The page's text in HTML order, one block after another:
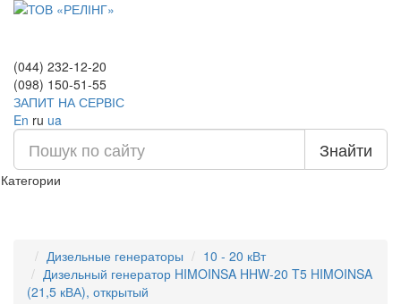
(044) 232-12-20
(098) 150-51-55
ЗАПИТ НА СЕРВІС
En ru ua
Знайти
Категории
Дизельные генераторы
10 - 20 кВт
Дизельный генератор HIMOINSA HHW-20 T5 HIMOINSA
(21,5 кВА), открытый